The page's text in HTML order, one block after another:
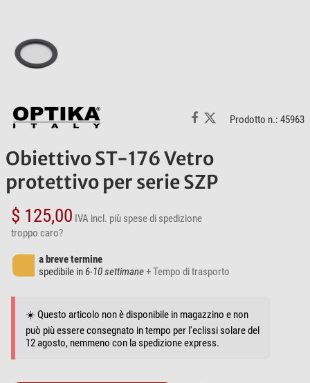
Prodotto n.: 45963
Obiettivo ST-176 Vetro
protettivo per serie SZP
$ 125,00 IVA incl. più spese di spedizione
troppo caro?
a breve termine
spedibile in6-10 settimane+ Tempo di trasporto
☀️ Questo articolo non è disponibile in magazzino e non
può più essere consegnato in tempo per l'eclissi solare del
12 agosto, nemmeno con la spedizione express.